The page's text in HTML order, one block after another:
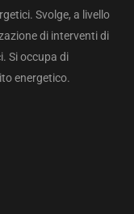
Svolge, a livello
di interventi di
Si occupa di
energetico.